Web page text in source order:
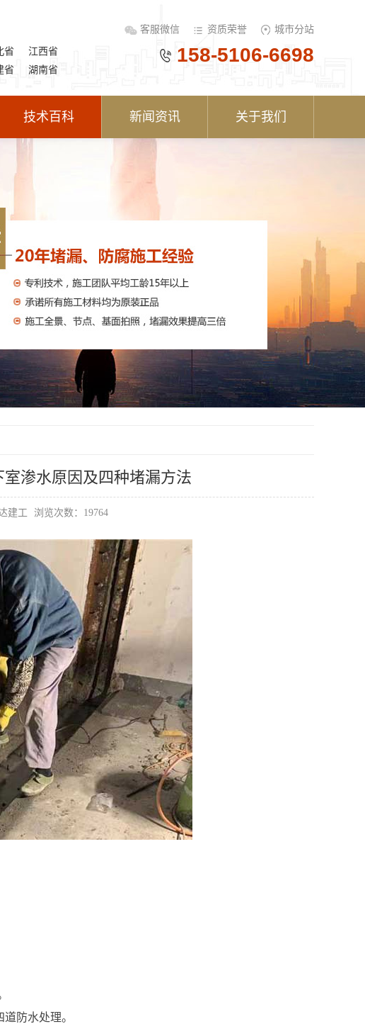
省
江西省
省 湖南省
客服微信 资质荣誉 城市分站
158-5106-6698
技术百科 新闻资讯 关于我们
渗水原因及四种堵漏方法
建工 浏览次数：19764
防水处理。